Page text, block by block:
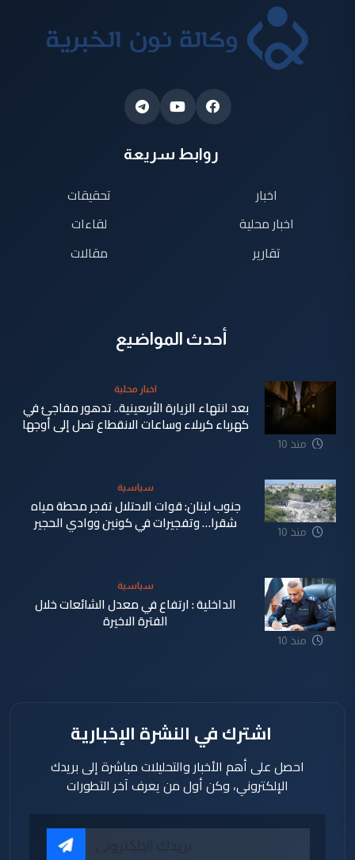
روابط سريعة
اخبار
اخبار محلية
تقارير
تحقيقات
لقاءات
مقالات
أحدث المواضيع
منذ 10
اخبار محلية
بعد انتهاء الزيارة الأربعينية.. تدهور مفاجئ في
كهرباء كربلاء وساعات الانقطاع تصل إلى أوجها
منذ 10
سياسية
جنوب لبنان: قوات الاحتلال تفجر محطة مياه
شقرا… وتفجيرات في كونين ووادي الحجير
منذ 10
سياسية
الداخلية : ارتفاع في معدل الشائعات خلال
الفترة الاخيرة
اشترك في النشرة الإخبارية
احصل على أهم الأخبار والتحليلات مباشرة إلى بريدك
الإلكتروني، وكن أول من يعرف آخر التطورات